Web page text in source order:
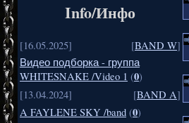
Info/Инфо
[16.05.2025] [BAND W]
Видео подборка - группа
WHITESNAKE /Video 1 (0)
[13.04.2024]
[BAND A]
A FAYLENE SKY /band (0)